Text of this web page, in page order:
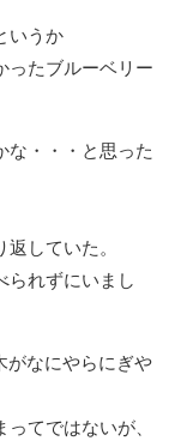
いうか
ったブルーベリー
な・・・と思った
していた。
られずにいまし
がなにやらにぎや
てではないが、